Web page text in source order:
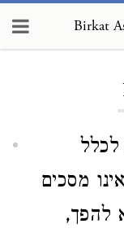
Birkat
מסכים
להפך,